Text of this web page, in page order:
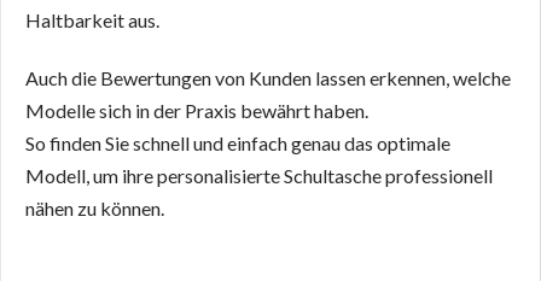
Haltbarkeit aus.
Auch die Bewertungen von Kunden lassen erkennen, welche
Modelle sich in der Praxis bewährt haben.
So finden Sie schnell und einfach genau das optimale
Modell, um ihre personalisierte Schultasche professionell
nähen zu können.